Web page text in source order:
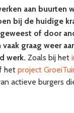
aan buurten
bij de huidige
of door
graag weer
werk. Zoals bij het
het project
actieve burgers